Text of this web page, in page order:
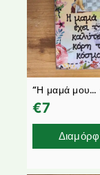
“Η μαμά μου…
€7